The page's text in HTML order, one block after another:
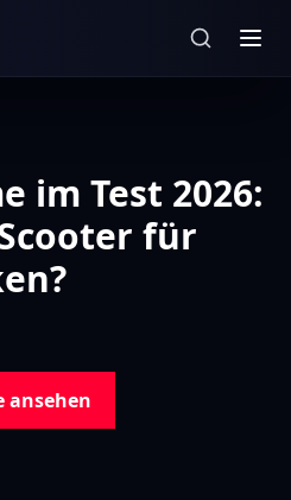
im Test 2026:
für
ansehen